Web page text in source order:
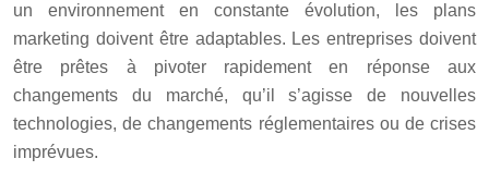
un environnement en constante évolution, les plans
marketing doivent être adaptables. Les entreprises doivent
être prêtes à pivoter rapidement en réponse aux
changements du marché, qu’il s’agisse de nouvelles
technologies, de changements réglementaires ou de crises
imprévues.